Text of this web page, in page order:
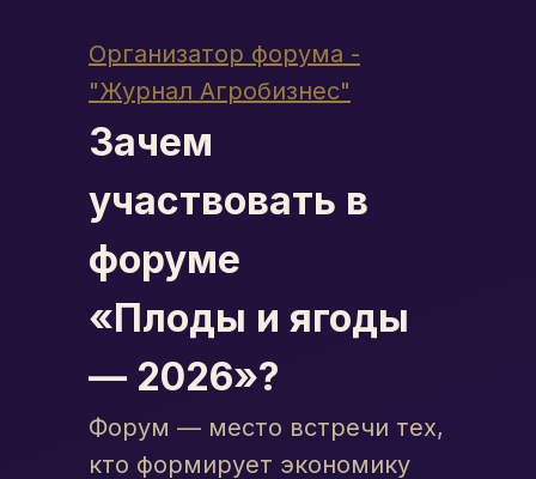
Организатор форума -
"Журнал Агробизнес"
Зачем
участвовать в
форуме
«Плоды и ягоды
— 2026»?
Форум — место встречи тех,
кто формирует экономику